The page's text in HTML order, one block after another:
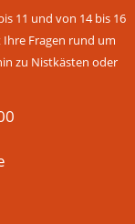
11 und von 14 bis 16
Fragen rund um
zu Nistkästen oder